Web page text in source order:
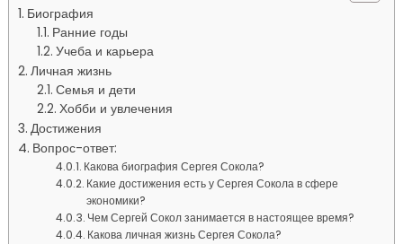
Биография
Ранние годы
Учеба и карьера
Личная жизнь
Семья и дети
Хобби и увлечения
Достижения
Вопрос-ответ:
Какова биография Сергея Сокола?
Какие достижения есть у Сергея Сокола в сфере
экономики?
Чем Сергей Сокол занимается в настоящее время?
Какова личная жизнь Сергея Сокола?